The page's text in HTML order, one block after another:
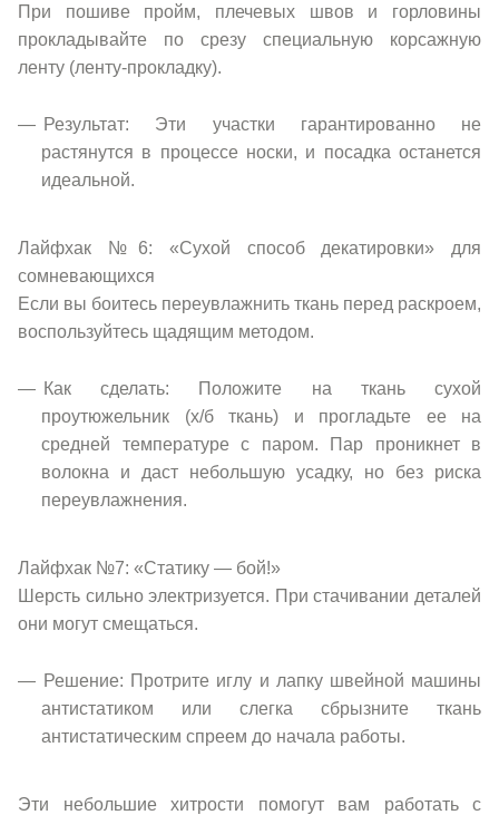
При пошиве пройм, плечевых швов и горловины
прокладывайте по срезу специальную корсажную
ленту (ленту-прокладку).
Результат: Эти участки гарантированно не
растянутся в процессе носки, и посадка останется
идеальной.
Лайфхак №6: «Сухой способ декатировки» для
сомневающихся
Если вы боитесь переувлажнить ткань перед раскроем,
воспользуйтесь щадящим методом.
Как сделать: Положите на ткань сухой
проутюжельник (х/б ткань) и прогладьте ее на
средней температуре с паром. Пар проникнет в
волокна и даст небольшую усадку, но без риска
переувлажнения.
Лайфхак №7: «Статику — бой!»
Шерсть сильно электризуется. При стачивании деталей
они могут смещаться.
Решение: Протрите иглу и лапку швейной машины
антистатиком или слегка сбрызните ткань
антистатическим спреем до начала работы.
Эти небольшие хитрости помогут вам работать с